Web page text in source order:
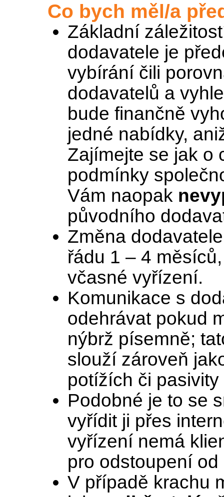
Co bych měl/a
Základní
dodavatele je
vybírání čili
dodavatelů a
bude finančně
jedné nabídky,
Zajímejte se jak o
podmínky
Vám naopak
původního
Změna
řádu 1 – 4
včasné vyřízení.
Komunikace s
odehrávat pokud
nýbrž písemně;
slouží zároveň
potížích či
Podobné je to se
vyřídit ji přes
vyřízení nemá
pro odstoupení od
V případě krachu